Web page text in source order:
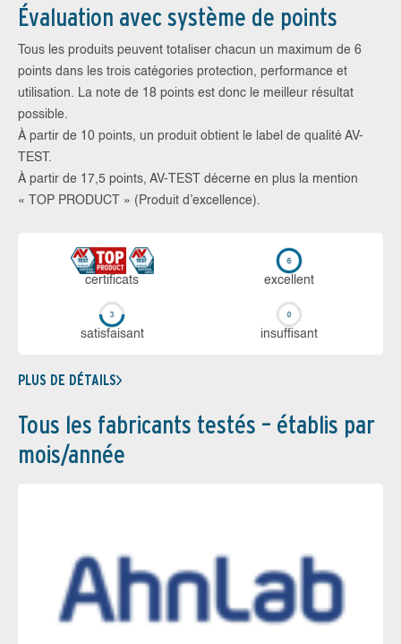
Évaluation avec système de points
Tous les produits peuvent totaliser chacun un maximum de 6
points dans les trois catégories protection, performance et
utilisation. La note de 18 points est donc le meilleur résultat
possible.
À partir de 10 points, un produit obtient le label de qualité AV-
TEST.
À partir de 17,5 points, AV-TEST décerne en plus la mention
« TOP PRODUCT » (Produit d’excellence).
certi­ficats ex­cellent
sa­tis­fai­sant in­suf­fi­sant
PLUS DE DÉTAILS
Tous les fabricants testés – établis par
mois/année